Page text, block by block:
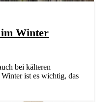
im Winter
bei kälteren
ist es wichtig, das